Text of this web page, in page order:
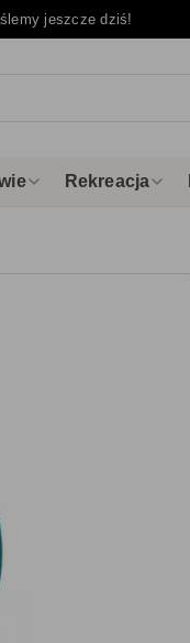
jeszcze dziś!
Rekreacja